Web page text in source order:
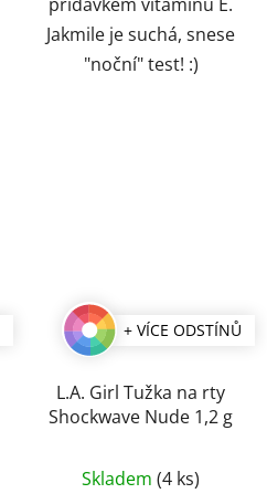
Jakmile je suchá, snese
"noční" test! :)
+ VÍCE ODSTÍNŮ
L.A. Girl Tužka na rty
Shockwave Nude 1,2 g
hodnocení
Skladem (4 ks)